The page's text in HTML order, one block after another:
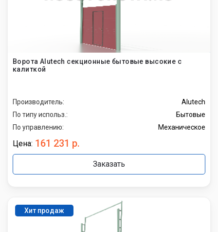
Ворота Alutech секционные бытовые высокие с
калиткой
Производитель:
Alutech
По типу использ.:
Бытовые
По управлению:
Механическое
Цена: 161 231 р.
Заказать
Хит продаж